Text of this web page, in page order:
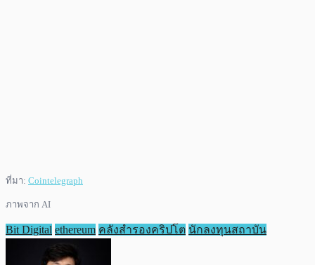
ที่มา: Cointelegraph
ภาพจาก AI
Bit Digital ethereum คลังสำรองคริปโต นักลงทุนสถาบัน